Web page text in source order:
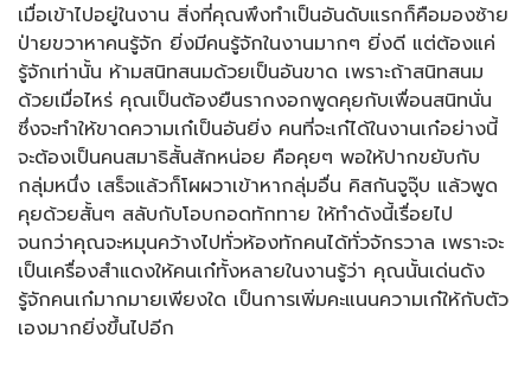
เมื่อเข้าไปอยู่ในงาน สิ่งที่คุณพึงทำเป็นอันดับแรกก็คือมองซ้าย
ป่ายขวาหาคนรู้จัก ยิ่งมีคนรู้จักในงานมากๆ ยิ่งดี แต่ต้องแค่
รู้จักเท่านั้น ห้ามสนิทสนมด้วยเป็นอันขาด เพราะถ้าสนิทสนม
ด้วยเมื่อไหร่ คุณเป็นต้องยืนรากงอกพูดคุยกับเพื่อนสนิทนั่น
ซึ่งจะทำให้ขาดความเก๋เป็นอันยิ่ง คนที่จะเก๋ได้ในงานเก๋อย่างนี้
จะต้องเป็นคนสมาธิสั้นสักหน่อย คือคุยๆ พอให้ปากขยับกับ
กลุ่มหนึ่ง เสร็จแล้วก็โผผวาเข้าหากลุ่มอื่น คิสกันจูจุ๊บ แล้วพูด
คุยด้วยสั้นๆ สลับกับโอบกอดทักทาย ให้ทำดังนี้เรื่อยไป
จนกว่าคุณจะหมุนคว้างไปทั่วห้องทักคนได้ทั่วจักรวาล เพราะจะ
เป็นเครื่องสำแดงให้คนเก๋ทั้งหลายในงานรู้ว่า คุณนั้นเด่นดัง
รู้จักคนเก๋มากมายเพียงใด เป็นการเพิ่มคะแนนความเก๋ให้กับตัว
เองมากยิ่งขึ้นไปอีก